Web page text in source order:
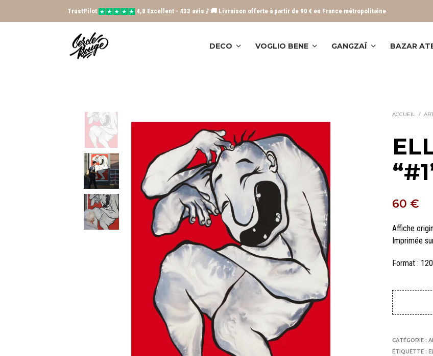
TrustPilot 4,8 Excellent - 433 avis // 🚚 Livraison offerte à partir de 90 € en France métropolitaine
DECO VOGLIO BENE GANGZAÏ BAZAR
ACCUEIL /
60 €
Affiche
Imprimée
Format :
CATÉGORIE :
ÉTIQUETTE :